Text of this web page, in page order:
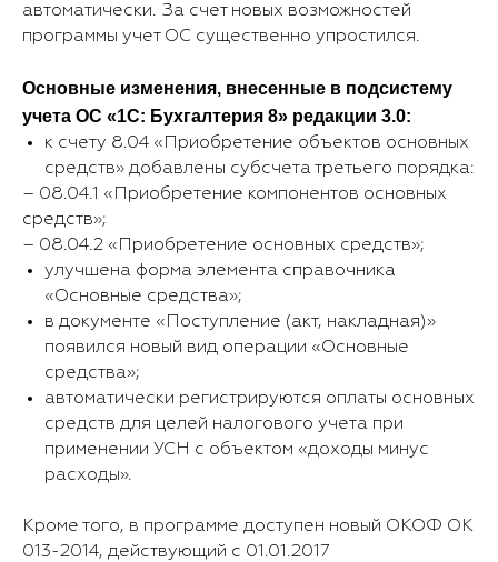
автоматически. За счет новых возможностей
программы учет ОС существенно упростился.
Основные изменения, внесенные в подсистему
учета ОС «1С: Бухгалтерия 8» редакции 3.0:
к счету 8.04 «Приобретение объектов основных
средств» добавлены субсчета третьего порядка:
– 08.04.1 «Приобретение компонентов основных
средств»;
– 08.04.2 «Приобретение основных средств»;
улучшена форма элемента справочника
«Основные средства»;
в документе «Поступление (акт, накладная)»
появился новый вид операции «Основные
средства»;
автоматически регистрируются оплаты основных
средств для целей налогового учета при
применении УСН с объектом «доходы минус
расходы».
Кроме того, в программе доступен новый ОКОФ ОК
013-2014, действующий с 01.01.2017